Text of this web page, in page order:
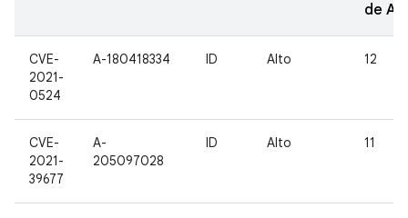
de
CVE-
2021-
0524
A-180418334 ID Alto 12
CVE-
2021-
39677
A-
205097028
ID Alto 11